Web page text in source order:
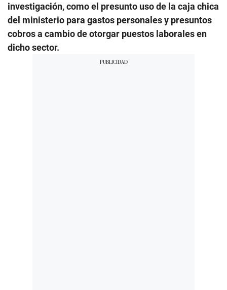
investigación, como el presunto uso de la caja chica
del ministerio para gastos personales y presuntos
cobros a cambio de otorgar puestos laborales en
dicho sector.